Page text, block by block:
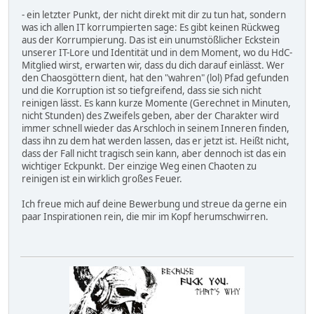
- ein letzter Punkt, der nicht direkt mit dir zu tun hat, sondern
was ich allen IT korrumpierten sage: Es gibt keinen Rückweg
aus der Korrumpierung. Das ist ein unumstößlicher Eckstein
unserer IT-Lore und Identität und in dem Moment, wo du HdC-
Mitglied wirst, erwarten wir, dass du dich darauf einlässt. Wer
den Chaosgöttern dient, hat den "wahren" (lol) Pfad gefunden
und die Korruption ist so tiefgreifend, dass sie sich nicht
reinigen lässt. Es kann kurze Momente (Gerechnet in Minuten,
nicht Stunden) des Zweifels geben, aber der Charakter wird
immer schnell wieder das Arschloch in seinem Inneren finden,
dass ihn zu dem hat werden lassen, das er jetzt ist. Heißt nicht,
dass der Fall nicht tragisch sein kann, aber dennoch ist das ein
wichtiger Eckpunkt. Der einzige Weg einen Chaoten zu
reinigen ist ein wirklich großes Feuer.
Ich freue mich auf deine Bewerbung und streue da gerne ein
paar Inspirationen rein, die mir im Kopf herumschwirren.